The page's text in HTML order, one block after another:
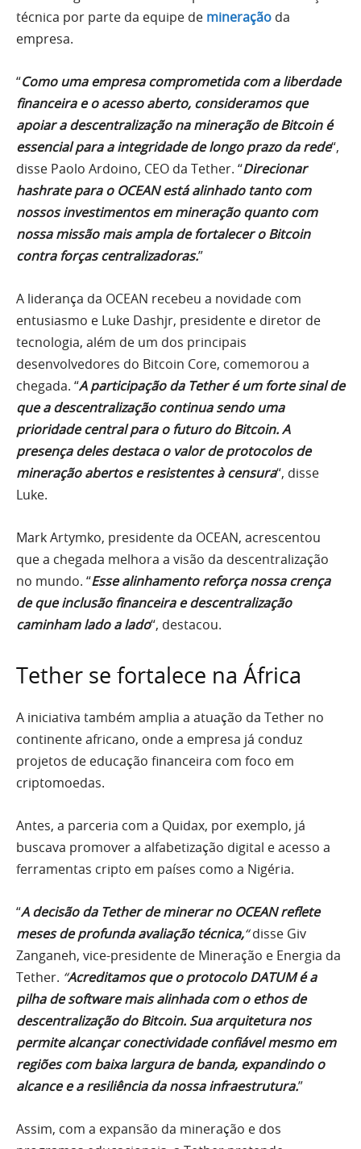
técnica por parte da equipe de mineração da
empresa.
“Como uma empresa comprometida com a liberdade
financeira e o acesso aberto, consideramos que
apoiar a descentralização na mineração de Bitcoin é
essencial para a integridade de longo prazo da rede“,
disse Paolo Ardoino, CEO da Tether. “Direcionar
hashrate para o OCEAN está alinhado tanto com
nossos investimentos em mineração quanto com
nossa missão mais ampla de fortalecer o Bitcoin
contra forças centralizadoras.”
A liderança da OCEAN recebeu a novidade com
entusiasmo e Luke Dashjr, presidente e diretor de
tecnologia, além de um dos principais
desenvolvedores do Bitcoin Core, comemorou a
chegada. “A participação da Tether é um forte sinal de
que a descentralização continua sendo uma
prioridade central para o futuro do Bitcoin. A
presença deles destaca o valor de protocolos de
mineração abertos e resistentes à censura“, disse
Luke.
Mark Artymko, presidente da OCEAN, acrescentou
que a chegada melhora a visão da descentralização
no mundo. “Esse alinhamento reforça nossa crença
de que inclusão financeira e descentralização
caminham lado a lado“, destacou.
Tether se fortalece na África
A iniciativa também amplia a atuação da Tether no
continente africano, onde a empresa já conduz
projetos de educação financeira com foco em
criptomoedas.
Antes, a parceria com a Quidax, por exemplo, já
buscava promover a alfabetização digital e acesso a
ferramentas cripto em países como a Nigéria.
“A decisão da Tether de minerar no OCEAN reflete
meses de profunda avaliação técnica,“disse Giv
Zanganeh, vice-presidente de Mineração e Energia da
Tether. “Acreditamos que o protocolo DATUM é a
pilha de software mais alinhada com o ethos de
descentralização do Bitcoin. Sua arquitetura nos
permite alcançar conectividade confiável mesmo em
regiões com baixa largura de banda, expandindo o
alcance e a resiliência da nossa infraestrutura.”
Assim, com a expansão da mineração e dos